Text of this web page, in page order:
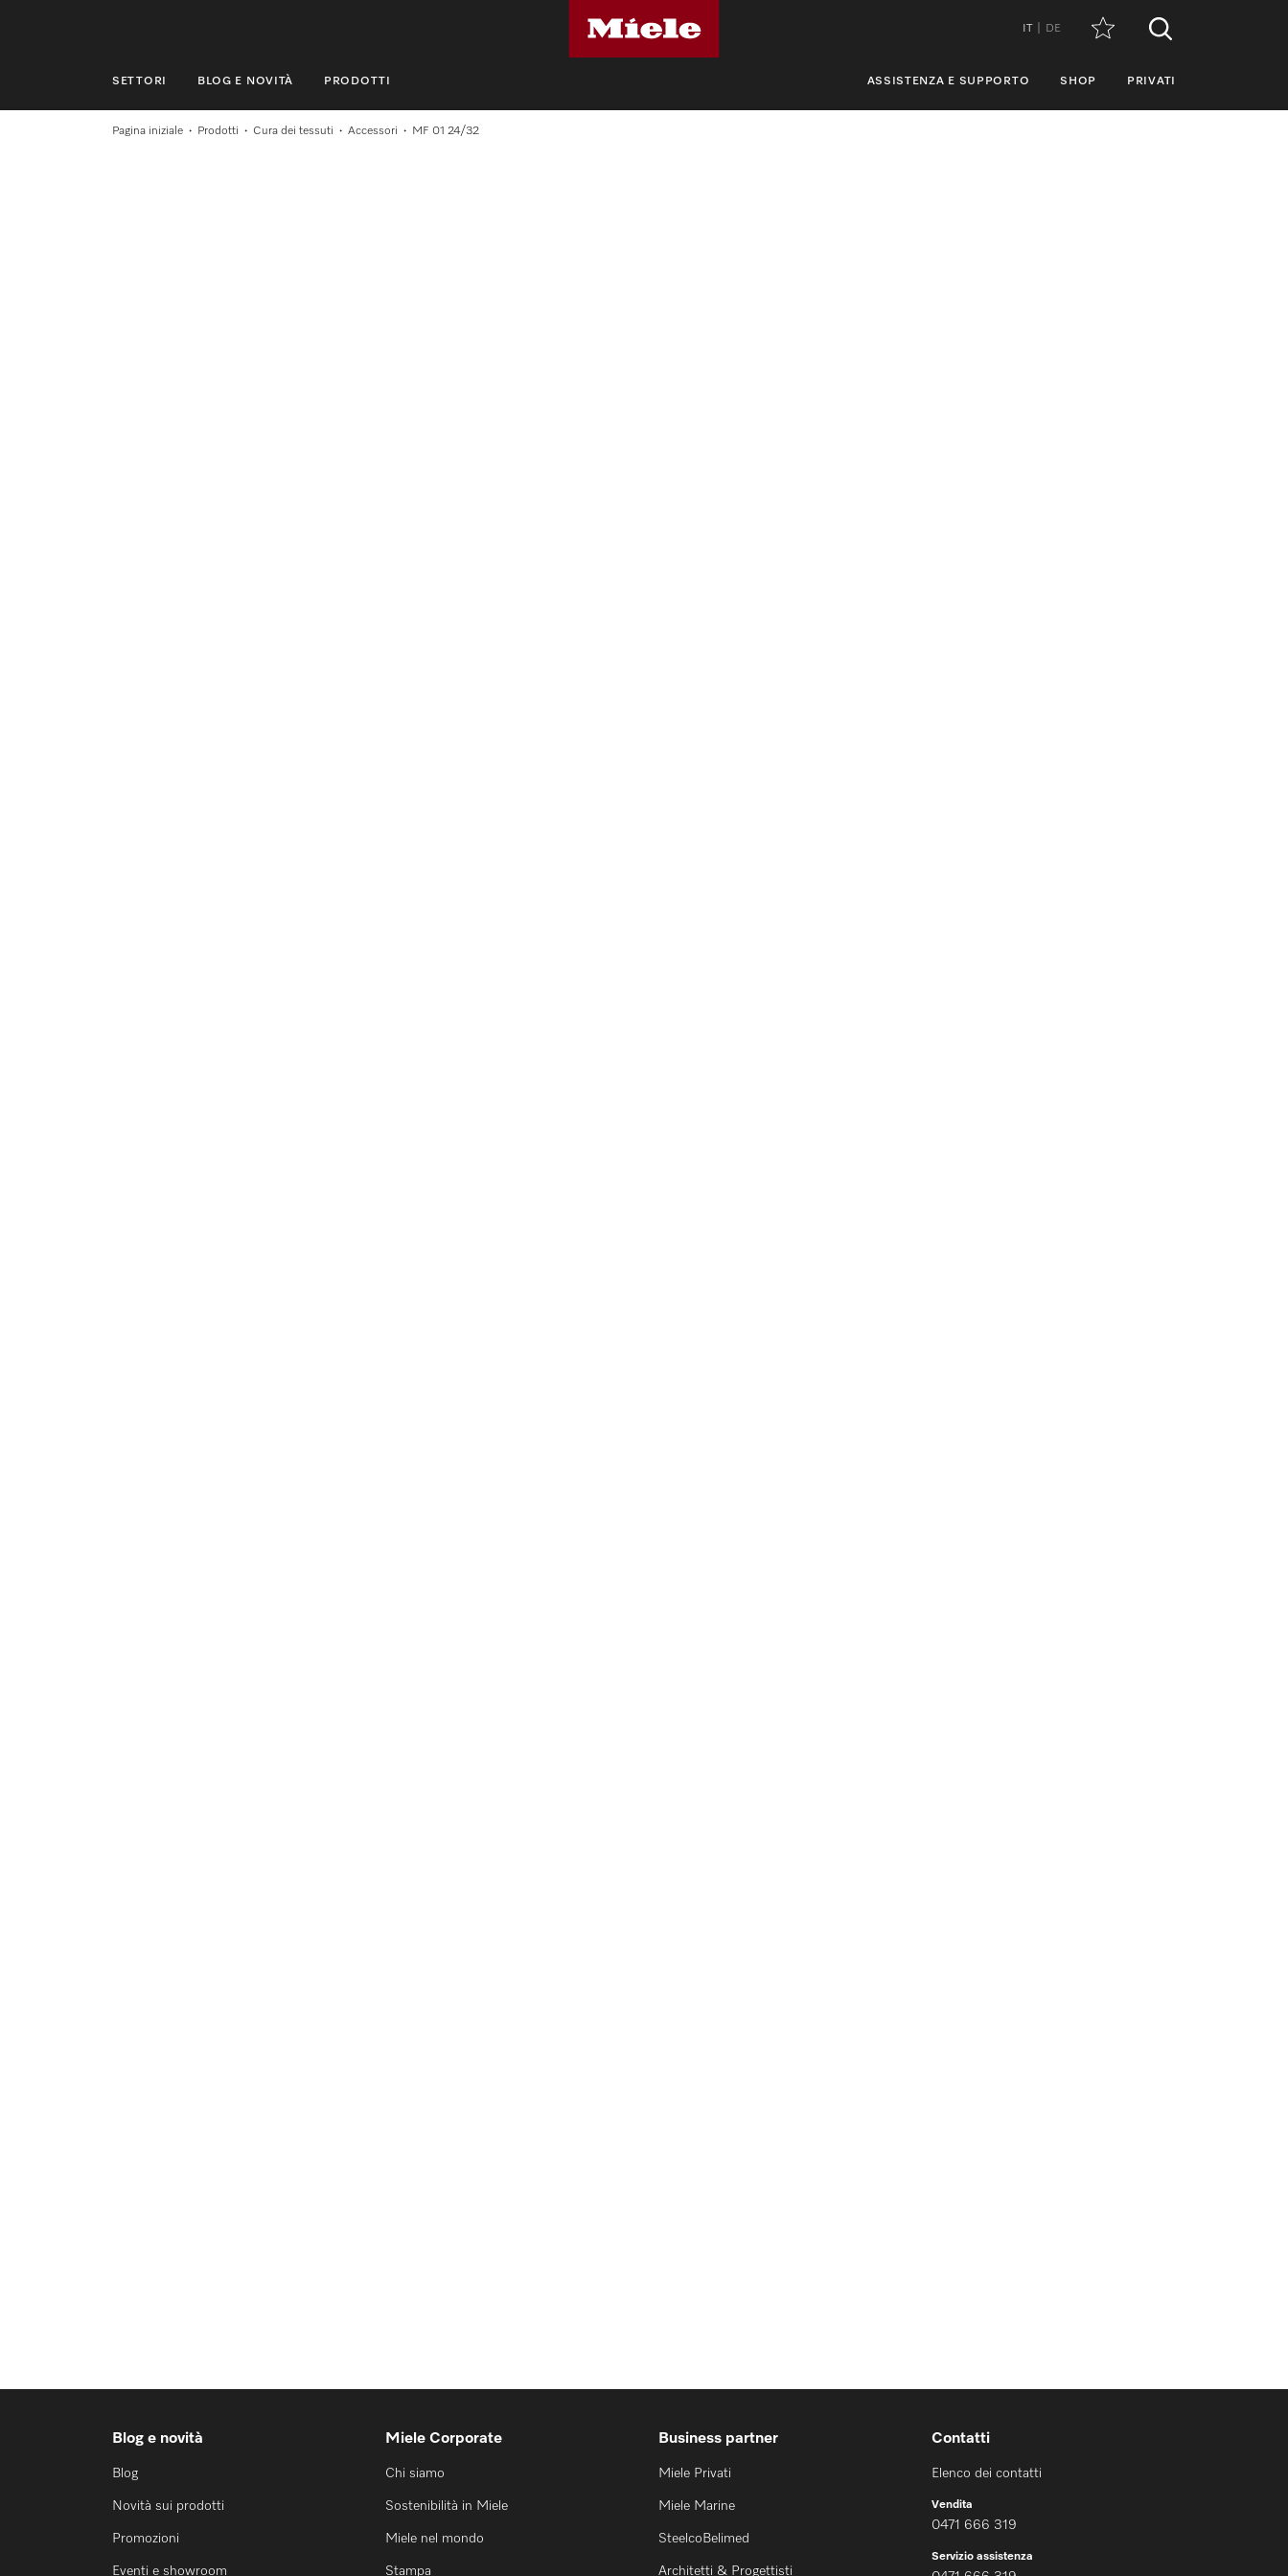
IT DE
SETTORI BLOG E NOVITÀ PRODOTTI ASSISTENZA E SUPPORTO SHOP PRIVATI
SETTORI
Pagina iniziale Prodotti Cura dei tessuti Accessori MF 01 24/32
Blog e novità
Blog
Novità sui prodotti
Promozioni
Eventi e showroom
Miele Corporate
Chi siamo
Sostenibilità in Miele
Miele nel mondo
Stampa
Business partner
Miele Privati
Miele Marine
SteelcoBelimed
Architetti & Progettisti
Contatti
Elenco dei contatti
Vendita
0471 666 319
Servizio assistenza